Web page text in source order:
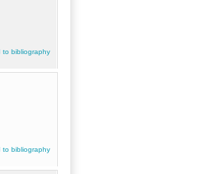
to bibliography
to bibliography